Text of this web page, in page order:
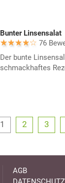
Bunter Linsensalat
76
Der bunte
schmackhaftes
1 2 3
AGB